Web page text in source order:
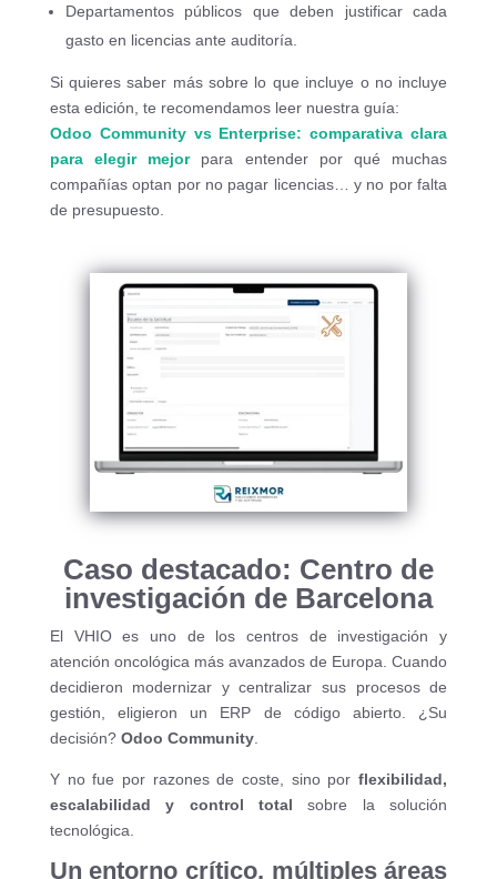
Departamentos públicos que deben justificar cada
gasto en licencias ante auditoría.
Si quieres saber más sobre lo que incluye o no incluye
esta edición, te recomendamos leer nuestra guía:
Odoo Community vs Enterprise: comparativa clara
para elegir mejor para entender por qué muchas
compañías optan por no pagar licencias… y no por falta
de presupuesto.
Caso destacado: Centro de
investigación de Barcelona
El VHIO es uno de los centros de investigación y
atención oncológica más avanzados de Europa. Cuando
decidieron modernizar y centralizar sus procesos de
gestión, eligieron un ERP de código abierto. ¿Su
decisión? Odoo Community.
Y no fue por razones de coste, sino porflexibilidad,
escalabilidad y control total sobre la solución
tecnológica.
Un entorno crítico, múltiples áreas